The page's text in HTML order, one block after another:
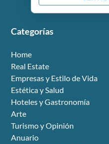
Categorías
Home
Real Estate
Empresas y Estilo de Vida
Estética y Salud
Hoteles y Gastronomía
Arte
Turismo y Opinión
Anuario